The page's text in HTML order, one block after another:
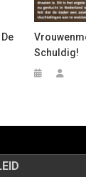
Schuldig!